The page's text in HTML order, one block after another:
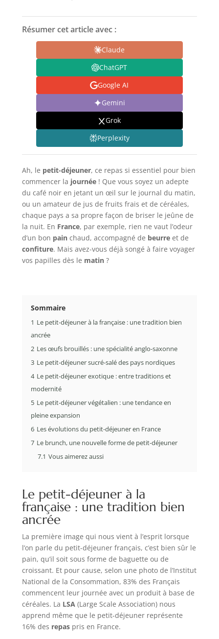
Résumer cet article avec :
Claude
ChatGPT
Google AI
Gemini
Grok
Perplexity
Ah, le petit-déjeuner, ce repas si essentiel pour bien
commencer la journée! Que vous soyez un adepte
du café noir en jetant un œil sur le journal du matin,
ou un amateur de jus de fruits frais et de céréales,
chaque pays a sa propre façon de briser le jeûne de
la nuit. En France, par exemple, rien ne vaut l’odeur
d’un bon painchaud, accompagné de beurreet de
confiture. Mais avez-vous déjà songé à faire voyager
vos papilles dès le matin?
Sommaire
1 Le petit-déjeuner à la française : une tradition bien
ancrée
2 Les œufs brouillés : une spécialité anglo-saxonne
3 Le petit-déjeuner sucré-salé des pays nordiques
4 Le petit-déjeuner exotique : entre traditions et
modernité
5 Le petit-déjeuner végétalien : une tendance en
pleine expansion
6 Les évolutions du petit-déjeuner en France
7 Le brunch, une nouvelle forme de petit-déjeuner
7.1 Vous aimerez aussi
Le petit-déjeuner à la
française : une tradition bien
ancrée
La première image qui nous vient à l’esprit lorsque
l’on parle du petit-déjeuner français, c’est bien sûr le
pain, qu’il soit sous forme de baguette ou de
croissant. Et pour cause, selon une photo de l’Institut
National de la Consommation, 83% des Français
commencent leur journée avec un produit à base de
céréales. La LSA (Large Scale Association) nous
apprend même que le petit-déjeuner représente
16% des repaspris en France.